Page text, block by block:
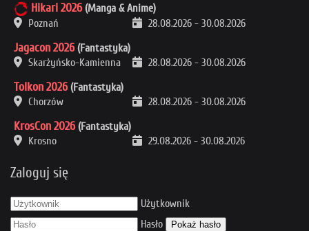
Hikari 2026 (Manga & Anime)
Poznań
28.08.2026 - 30.08.2026
Jagacon 2026 (Fantastyka)
Skarżyńsko-Kamienna
28.08.2026 - 30.08.2026
Tolkon 2026 (Fantastyka)
Chorzów
28.08.2026 - 30.08.2026
KrosCon 2026 (Fantastyka)
Krosno
29.08.2026 - 30.08.2026
Zaloguj się
Użytkownik
Hasło
Pokaż hasło